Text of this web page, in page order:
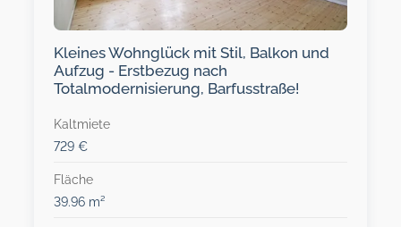
Kleines Wohnglück mit Stil, Balkon und
Aufzug - Erstbezug nach
Totalmodernisierung, Barfusstraße!
Kaltmiete
729 €
Fläche
39.96 m²